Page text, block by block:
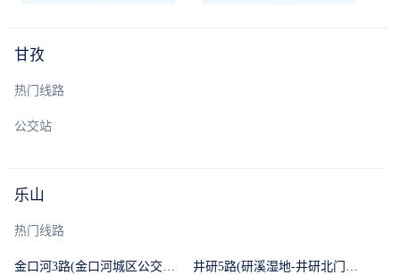
甘孜
热门线路
公交站
乐山
热门线路
金口河3路(金口河城区公交站-金口河区医院) 井研5路(研溪湿地-井研北门车站)